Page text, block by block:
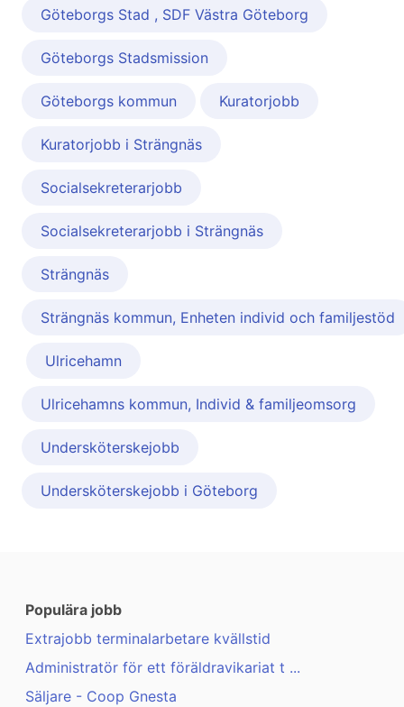
Göteborgs Stad , SDF Västra Göteborg
Göteborgs Stadsmission
Göteborgs kommun Kuratorjobb
Kuratorjobb i Strängnäs
Socialsekreterarjobb
Socialsekreterarjobb i Strängnäs
Strängnäs
Strängnäs kommun, Enheten individ och familjestöd
Ulricehamn
Ulricehamns kommun, Individ & familjeomsorg
Undersköterskejobb
Undersköterskejobb i Göteborg
Populära jobb
Extrajobb terminalarbetare kvällstid
Administratör för ett föräldravikariat t ...
Säljare - Coop Gnesta